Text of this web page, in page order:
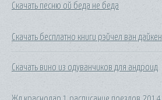
Скачать песню ой беда не беда
Скачать бесплатно книги рэйчел ван дайкен
Скачать вино из одуванчиков для андроид